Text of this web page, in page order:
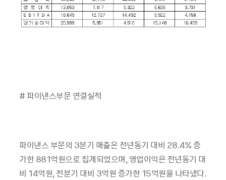
# 파이낸스부문 연결실적
파이낸스 부문의 3분기 매출은 전년동기 대비 28.4% 증
가한 881억원으로 집계되었으며, 영업이익은 전년동기 대
비 14억원, 전분기 대비 3억원 증가한 15억원을 나타냈다.